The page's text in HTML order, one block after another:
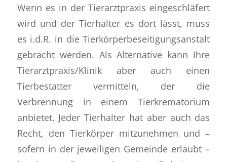
Wenn es in der Tierarztpraxis eingeschläfert
wird und der Tierhalter es dort lässt, muss
es i.d.R. in die Tierkörperbeseitigungsanstalt
gebracht werden. Als Alternative kann Ihre
Tierarztpraxis/Klinik aber auch einen
Tierbestatter vermitteln, der die
Verbrennung in einem Tierkrematorium
anbietet. Jeder Tierhalter hat aber auch das
Recht, den Tierkörper mitzunehmen und –
sofern in der jeweiligen Gemeinde erlaubt –